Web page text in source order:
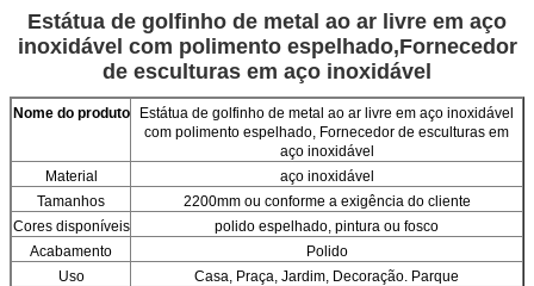
Estátua de golfinho de metal ao ar livre em aço
inoxidável com polimento espelhado,Fornecedor
de esculturas em aço inoxidável
Nome do produto
Estátua de golfinho de metal ao ar livre em aço inoxidável
com polimento espelhado, Fornecedor de esculturas em
aço inoxidável
Material
aço inoxidável
Tamanhos
2200mm ou conforme a exigência do cliente
Cores disponíveis
polido espelhado, pintura ou fosco
Acabamento
Polido
Uso
Casa, Praça, Jardim, Decoração. Parque